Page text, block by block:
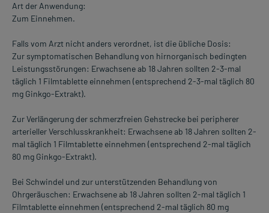
Art der Anwendung:
Zum Einnehmen.
Falls vom Arzt nicht anders verordnet, ist die übliche Dosis:
Zur symptomatischen Behandlung von hirnorganisch bedingten
Leistungsstörungen: Erwachsene ab 18 Jahren sollten 2-3-mal
täglich 1 Filmtablette einnehmen (entsprechend 2-3-mal täglich 80
mg Ginkgo-Extrakt).
Zur Verlängerung der schmerzfreien Gehstrecke bei peripherer
arterieller Verschlusskrankheit: Erwachsene ab 18 Jahren sollten 2-
mal täglich 1 Filmtablette einnehmen (entsprechend 2-mal täglich
80 mg Ginkgo-Extrakt).
Bei Schwindel und zur unterstützenden Behandlung von
Ohrgeräuschen: Erwachsene ab 18 Jahren sollten 2-mal täglich 1
Filmtablette einnehmen (entsprechend 2-mal täglich 80 mg